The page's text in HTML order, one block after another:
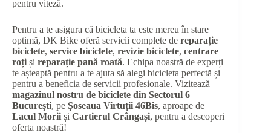
pentru viteză.
Pentru a te asigura că bicicleta ta este mereu în stare
optimă, DK Bike oferă servicii complete de reparație
biciclete, service biciclete, revizie biciclete, centrare
roți și reparație pană roată. Echipa noastră de experți
te așteaptă pentru a te ajuta să alegi bicicleta perfectă și
pentru a beneficia de servicii profesionale. Vizitează
magazinul nostru de biciclete din Sectorul 6
București, pe Șoseaua Virtuții 46Bis, aproape de
Lacul Morii și Cartierul Crângași, pentru a descoperi
oferta noastră!